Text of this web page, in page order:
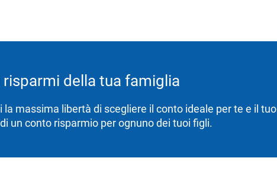
della tua famiglia
la massima libertà di scegliere il conto ideale per te e il tuo
un conto risparmio per ognuno dei tuoi figli.